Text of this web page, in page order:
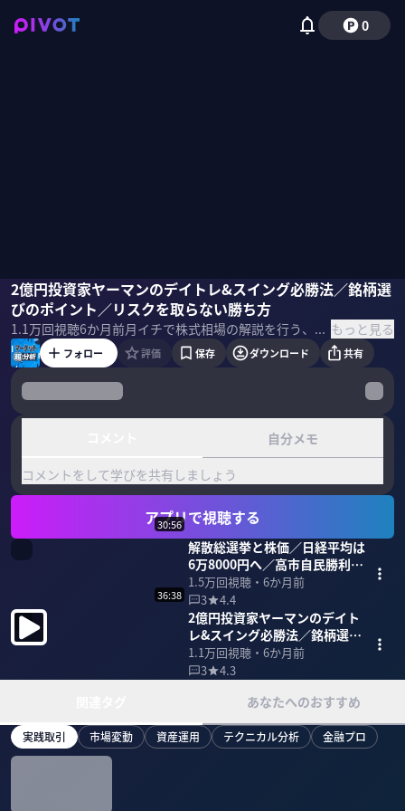
0
2億円投資家ヤーマンのデイトレ&スイング必勝法／銘柄選
びのポイント／リスクを取らない勝ち方
1.1万回視聴6か月前 月イチで株式相場の解説を行う、「マーケット超分析」の1月回。後編は、2億円投資家ヤーマンが株式投資の必勝法を語る。 ＜出演者＞ 柴田阿弥｜MC 木野内栄治｜大和証券 チーフテクニカルアナリスト 1988年に大和証券に入社。 以来一貫してテクニカル分析業務に従事。日経ヴェリタス「人気アナリスト」テクニカル部門で1位に輝くこと21回。 山下拓馬（ヤーマン）｜個人投資家 1985年生まれ。2012年に証券会社の営業マンから個人投資家へ転身。株取引を資金200万円から始めて2億円トレーダーに。美容室や飲食ビジネスなどの事業も展開。 ＜目次＞ もっと見る
木野内栄治山下拓馬柴田阿弥
フォロー 評価 保存 ダウンロード 共有
自分メモ
コメントをして学びを共有しましょう
アプリで視聴する
30:56
解散総選挙と株価／日経平均は
6万8000円へ／高市自民勝利で
株高
1.5万回視聴・ 6か月前
3
4.4
36:38
2億円投資家ヤーマンのデイト
レ&スイング必勝法／銘柄選び
のポイント／リスクを取らない
勝ち方
1.1万回視聴・ 6か月前
3
4.3
あなたへのおすすめ
実践取引 市場変動 資産運用 テクニカル分析 金融プロ